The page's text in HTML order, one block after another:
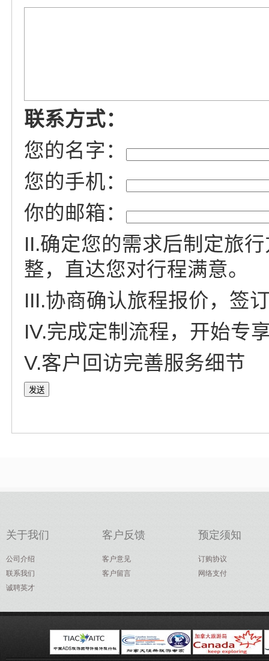
联系方式：
您的名字：
您的手机：
你的邮箱：
II.确定您的需求后制定旅
整，直达您对行程满意。
III.协商确认旅程报价，签
IV.完成定制流程，开始专
V.客户回访完善服务细节
关于我们
公司介绍
联系我们
诚聘英才
客户反馈
客户意见
客户留言
预定须知
订购协议
网络支付